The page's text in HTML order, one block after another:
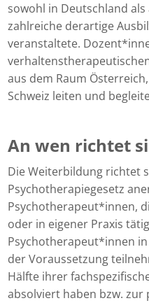
sowohl in Deutschland
zahlreiche derartige
veranstaltete.
aus dem Raum
Schweiz leiten und
An wen richtet
Die Weiterbildung richtet
Psychotherapiegesetz
Psychotherapeut*innen,
oder in eigener Praxis
Psychotherapeut*innen
der Voraussetzung
Hälfte ihrer
absolviert haben bzw.